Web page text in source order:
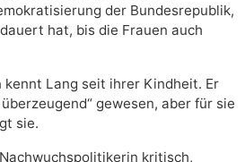
der Bundesrepublik,
hat, bis die Frauen auch
kennt Lang seit ihrer Kindheit. Er
gewesen, aber für sie
sie.
kritisch,